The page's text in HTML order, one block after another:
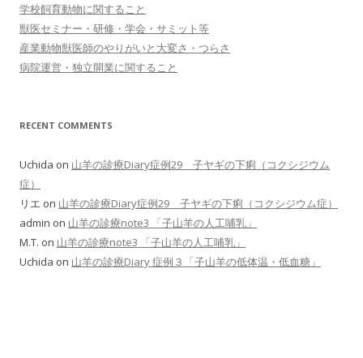
学校飼育動物に関すること
獣医セミナー・研修・学会・サミット等
産業動物獣医師のやりがいと大変さ・つらさ
病院運営・独立開業に関すること
RECENT COMMENTS
Uchida on 山羊の診療Diary症例29 子ヤギの下痢（コクシジウム
症）
リエ on 山羊の診療Diary症例29 子ヤギの下痢（コクシジウム症）
admin on 山羊の診療note3 「子山羊の人工哺乳」
M.T. on 山羊の診療note3 「子山羊の人工哺乳」
Uchida on 山羊の診療Diary 症例３「子山羊の低体温・低血糖」